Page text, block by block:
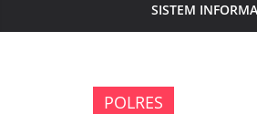
SISTEM
POLRES